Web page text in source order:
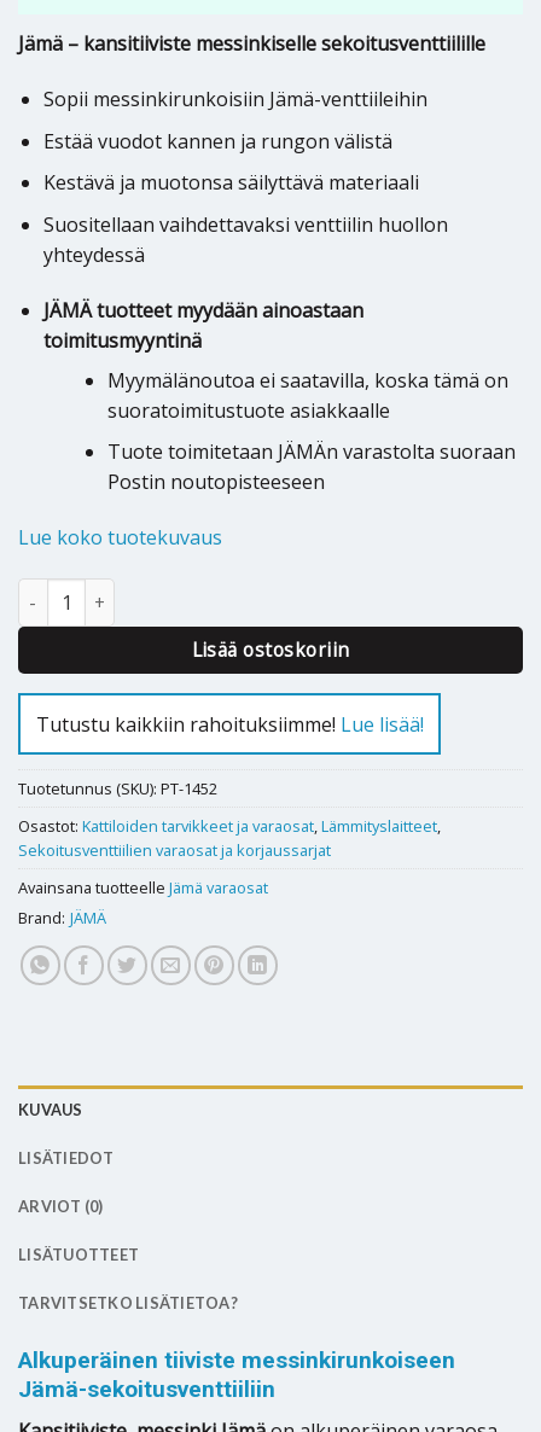
Jämä – kansitiiviste messinkiselle sekoitusventtiilille
Sopii messinkirunkoisiin Jämä-venttiileihin
Estää vuodot kannen ja rungon välistä
Kestävä ja muotonsa säilyttävä materiaali
Suositellaan vaihdettavaksi venttiilin huollon
yhteydessä
JÄMÄ tuotteet myydään ainoastaan
toimitusmyyntinä
Myymälänoutoa ei saatavilla, koska tämä on
suoratoimitustuote asiakkaalle
Tuote toimitetaan JÄMÄn varastolta suoraan
Postin noutopisteeseen
Lue koko tuotekuvaus
Kansitiiviste, messinki Jämä määrä
Lisää ostoskoriin
Tutustu kaikkiin rahoituksiimme! Lue lisää!
Tuotetunnus (SKU): PT-1452
Osastot: Kattiloiden tarvikkeet ja varaosat,Lämmityslaitteet,
Sekoitusventtiilien varaosat ja korjaussarjat
Avainsana tuotteelle Jämä varaosat
Brand: JÄMÄ
KUVAUS
LISÄTIEDOT
ARVIOT (0)
LISÄTUOTTEET
TARVITSETKO LISÄTIETOA?
Alkuperäinen tiiviste messinkirunkoiseen
Jämä-sekoitusventtiiliin